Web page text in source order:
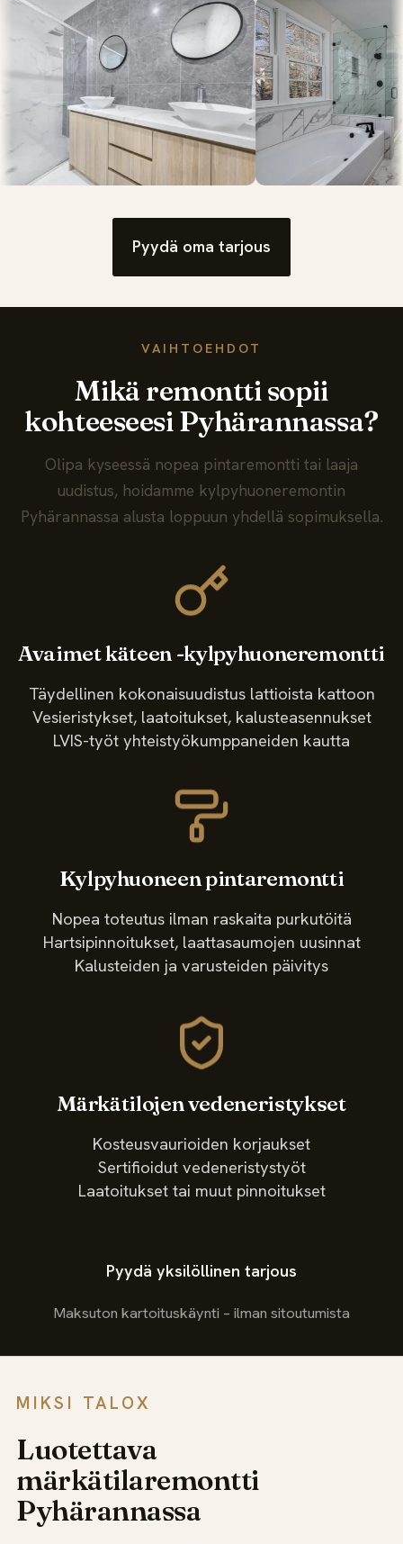
Pyydä oma tarjous
VAIHTOEHDOT
Mikä remontti sopii
kohteeseesi Pyhärannassa?
Olipa kyseessä nopea pintaremontti tai laaja
uudistus, hoidamme kylpyhuoneremontin
Pyhärannassa alusta loppuun yhdellä sopimuksella.
Avaimet käteen -kylpyhuoneremontti
Täydellinen kokonaisuudistus lattioista kattoon
Vesieristykset, laatoitukset, kalusteasennukset
LVIS-työt yhteistyökumppaneiden kautta
Kylpyhuoneen pintaremontti
Nopea toteutus ilman raskaita purkutöitä
Hartsipinnoitukset, laattasaumojen uusinnat
Kalusteiden ja varusteiden päivitys
Märkätilojen vedeneristykset
Kosteusvaurioiden korjaukset
Sertifioidut vedeneristystyöt
Laatoitukset tai muut pinnoitukset
Pyydä yksilöllinen tarjous
Maksuton kartoituskäynti – ilman sitoutumista
MIKSI TALOX
Luotettava
märkätilaremontti
Pyhärannassa